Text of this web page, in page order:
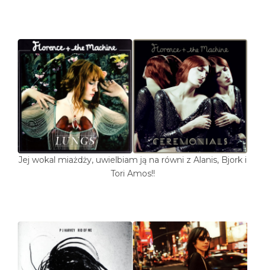
Jej wokal miażdży, uwielbiam ją na równi z Alanis, Bjork i
Tori Amos!!